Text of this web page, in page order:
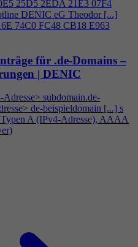
25D5 2EDA 21E3 07F4
DENIC eG Theodor [...]
74C0 FC48 CB18 E963
für .de-Domains –
| DENIC
-Adresse> subdomain.de-
de-beispieldomain [...] s
A (IPv4-Adresse), AAAA